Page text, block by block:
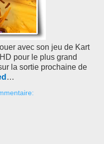
avec son jeu de Kart
pour le plus grand
la sortie prochaine de
…